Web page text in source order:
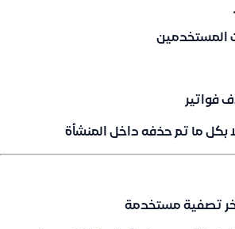
المستخدمين
فواتير
بكل ما تم حذفه داخل المنشأة
تصفية مستخدمة